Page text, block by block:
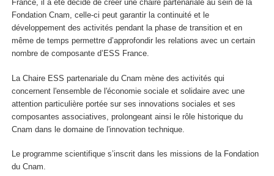
France, il a été décidé de créer une chaire partenariale au sein de la
Fondation Cnam, celle-ci peut garantir la continuité et le
développement des activités pendant la phase de transition et en
même de temps permettre d’approfondir les relations avec un certain
nombre de composante d’ESS France.
La Chaire ESS partenariale du Cnam mène des activités qui
concernent l'ensemble de l'économie sociale et solidaire avec une
attention particulière portée sur ses innovations sociales et ses
composantes associatives, prolongeant ainsi le rôle historique du
Cnam dans le domaine de l'innovation technique.
Le programme scientifique s’inscrit dans les missions de la Fondation
du Cnam.